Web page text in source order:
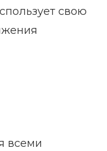
свою
всеми